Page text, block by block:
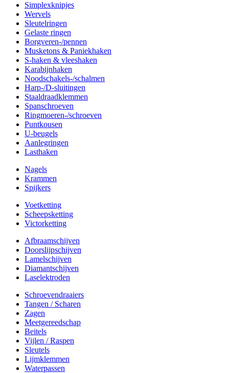
Simplexknipjes
Wervels
Sleutelringen
Gelaste ringen
Borgveren-/pennen
Musketons & Paniekhaken
S-haken & vleeshaken
Karabijnhaken
Noodschakels-/schalmen
Harp-/D-sluitingen
Staaldraadklemmen
Spanschroeven
Ringmoeren-/schroeven
Puntkousen
U-beugels
Aanlegringen
Lasthaken
Nagels
Krammen
Spijkers
Voetketting
Scheepsketting
Victorketting
Afbraamschijven
Doorslijpschijven
Lamelschijven
Diamantschijven
Laselektroden
Schroevendraaiers
Tangen / Scharen
Zagen
Meetgereedschap
Beitels
Vijlen / Raspen
Sleutels
Lijmklemmen
Waterpassen